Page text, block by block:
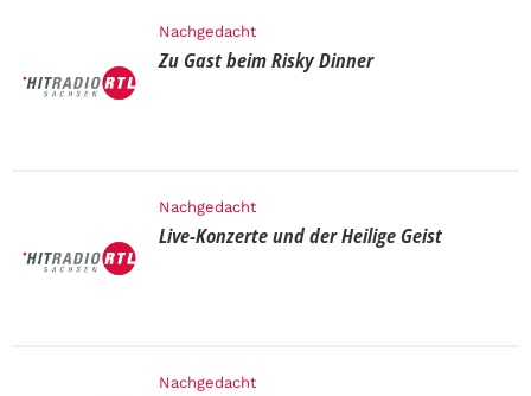
Nachgedacht
Zu Gast beim Risky Dinner
Nachgedacht
Live-Konzerte und der Heilige Geist
Nachgedacht